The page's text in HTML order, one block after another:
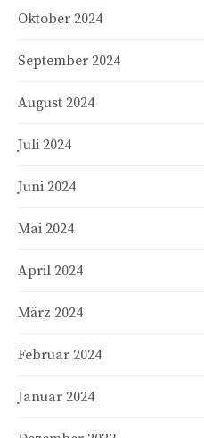
Oktober 2024
September 2024
August 2024
Juli 2024
Juni 2024
Mai 2024
April 2024
März 2024
Februar 2024
Januar 2024